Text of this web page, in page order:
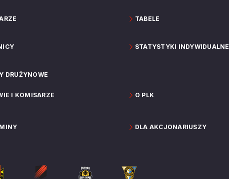
TABELE
STATYSTYKI INDYWIDUALNE
DRUŻYNOWE
I KOMISARZE O PLK
DLA AKCJONARIUSZY